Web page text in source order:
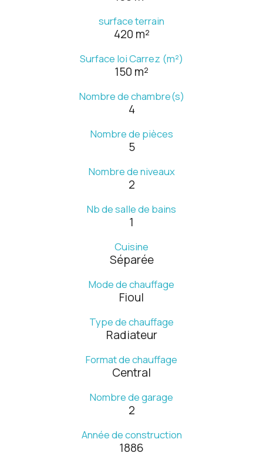
surface terrain
420 m²
Surface loi Carrez (m²)
150 m²
Nombre de chambre(s)
4
Nombre de pièces
5
Nombre de niveaux
2
Nb de salle de bains
1
Cuisine
Séparée
Mode de chauffage
Fioul
Type de chauffage
Radiateur
Format de chauffage
Central
Nombre de garage
2
Année de construction
1886